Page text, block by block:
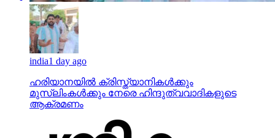
india1 day ago
ഹരിയാനയില്‍ ക്രിസ്ത്യാനികള്‍ക്കും
മുസ്‌ലിംകള്‍ക്കും നേരെ ഹിന്ദുത്വവാദികളുടെ
ആക്രമണം